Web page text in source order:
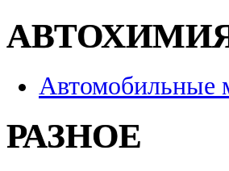
Автомобильные
РАЗНОЕ